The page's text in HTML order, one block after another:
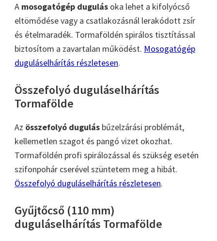
A mosogatógép dugulás oka lehet a kifolyócső
eltömődése vagy a csatlakozásnál lerakódott zsír
és ételmaradék. Tormaföldén spirálos tisztítással
biztosítom a zavartalan működést. Mosogatógép
duguláselhárítás részletesen.
Összefolyó duguláselhárítás
Tormafölde
Az összefolyó dugulás bűzelzárási problémát,
kellemetlen szagot és pangó vizet okozhat.
Tormaföldén profi spirálozással és szükség esetén
szifonpohár cserével szüntetem meg a hibát.
Összefolyó duguláselhárítás részletesen.
Gyűjtőcső (110 mm)
duguláselhárítás Tormafölde